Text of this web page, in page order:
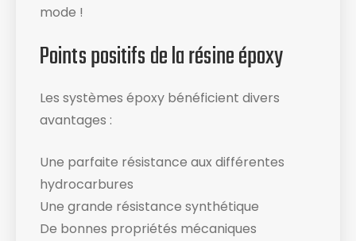
mode !
Points positifs de la résine époxy
Les systèmes époxy bénéficient divers
avantages :
Une parfaite résistance aux différentes
hydrocarbures
Une grande résistance synthétique
De bonnes propriétés mécaniques